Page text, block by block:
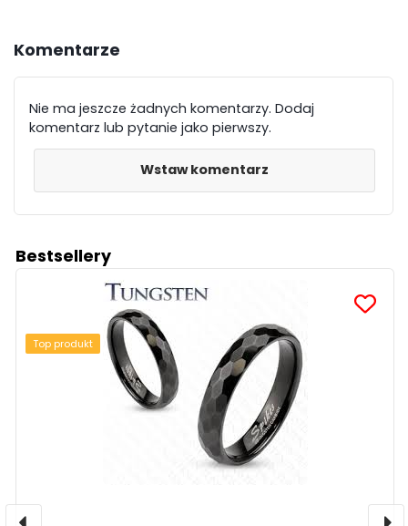
Komentarze
Nie ma jeszcze żadnych komentarzy. Dodaj
komentarz lub pytanie jako pierwszy.
Wstaw komentarz
Bestsellery
Top produkt